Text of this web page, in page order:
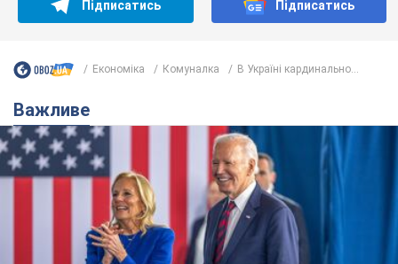
Підписатись Підписатись
Економіка Комуналка В Україні кардинально...
Важливе